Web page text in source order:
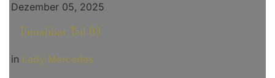
Dezember 05, 2025
Unnahbar Teil 03
in Lady Mercedes